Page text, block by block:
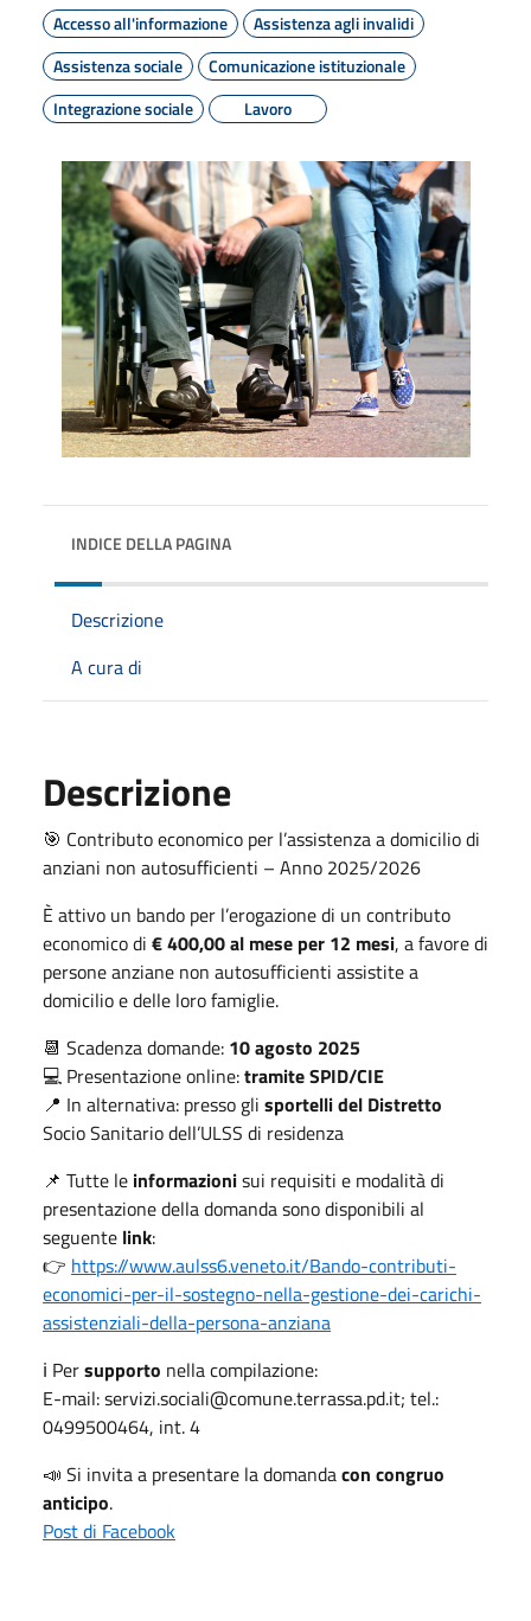
Accesso all'informazione
Assistenza agli invalidi
Assistenza sociale
Comunicazione istituzionale
Integrazione sociale
Lavoro
INDICE DELLA PAGINA
Descrizione
A cura di
Descrizione
🎯 Contributo economico per l’assistenza a domicilio di
anziani non autosufficienti – Anno 2025/2026
È attivo un bando per l’erogazione di un contributo
economico di € 400,00al mese per 12 mesi, a favore di
persone anziane non autosufficienti assistite a
domicilio e delle loro famiglie.
📆 Scadenza domande: 10 agosto 2025
💻 Presentazione online:tramite SPID/CIE
📍 In alternativa: presso gli sportelli del Distretto
Socio Sanitario dell’ULSS di residenza
📌 Tutte le informazionisui requisiti e modalità di
presentazione della domanda sono disponibili al
seguente link:
👉 https://www.aulss6.veneto.it/Bando-contributi-
economici-per-il-sostegno-nella-gestione-dei-carichi-
assistenziali-della-persona-anziana
ℹ️ Persupporto nella compilazione:
E-mail: servizi.sociali@comune.terrassa.pd.it; tel.:
0499500464, int. 4
📣 Si invita a presentare la domandacon congruo
anticipo.
Post di Facebook